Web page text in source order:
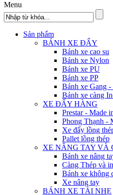
Menu
Sản phẩm
BÁNH XE ĐẨY
Bánh xe cao su
Bánh xe Nylon
Bánh xe PU
Bánh xe PP
Bánh xe Gang -
Bánh xe càng
XE ĐẨY HÀNG
Prestar - Made
Phong Thạnh -
Xe đẩy lồng
Pallet lồng thép
XE NÂNG TAY VÀ
Bánh xe nâng
Càng Thép và
Bánh xe không
Xe nâng tay
BÁNH XE TẢI NHẸ